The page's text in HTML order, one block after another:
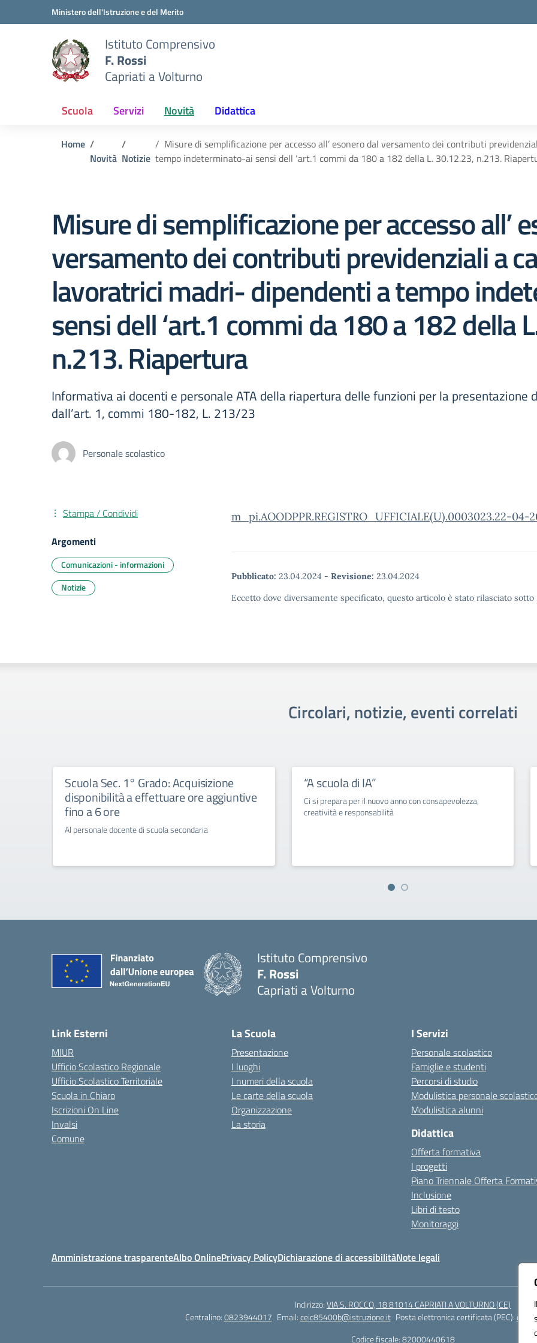
Vai ai contenuti
Vai al menu di navigazioneMinistero dell'Istruzione e del Merito
Istituto Comprensivo
F. Rossi
Capriati a Volturno
Scuola Servizi Novità Didattica
Home
Novità Notizie
Misure di semplificazione per accesso all’ esonero dal versamento dei contributi
tempo indeterminato-ai sensi dell ‘art.1 commi da 180 a 182 della L. 30.12.23, n.213.
Misure di semplificazione per accesso all’
versamento dei contributi previdenziali a
lavoratrici madri- dipendenti a tempo
sensi dell ‘art.1 commi da 180 a 182 della
n.213. Riapertura
Informativa ai docenti e personale ATA della riapertura delle funzioni per la presentazione
dall’art. 1, commi 180-182, L. 213/23
Personale scolastico
m_pi.AOODPPR.REGISTRO_UFFICIALE(U).0003023.22-04-
Pubblicato: 23.04.2024 - Revisione: 23.04.2024
Eccetto dove diversamente specificato, questo articolo è stato rilasciato
Stampa / Condividi
Argomenti
Comunicazioni - informazioni
Notizie
Circolari, notizie, eventi correlati
Scuola Sec. 1° Grado: Acquisizione
disponibilità a effettuare ore aggiuntive
fino a 6 ore
Al personale docente di scuola secondaria
“A scuola di IA”
Ci si prepara per il nuovo anno con consapevolezza,
creatività e responsabilità
Istituto Comprensivo
F. Rossi
Capriati a Volturno
Link Esterni
MIUR
Ufficio Scolastico Regionale
Ufficio Scolastico Territoriale
Scuola in Chiaro
Iscrizioni On Line
Invalsi
Comune
La Scuola
Presentazione
I luoghi
I numeri della scuola
Le carte della scuola
Organizzazione
La storia
I Servizi
Personale scolastico
Famiglie e studenti
Percorsi di studio
Modulistica personale
Modulistica alunni
Didattica
Offerta formativa
I progetti
Piano Triennale Offerta
Inclusione
Libri di testo
Monitoraggi
Amministrazione trasparenteAlbo OnlinePrivacy PolicyDichiarazione di accessibilitàNote legali
Indirizzo:VIA S. ROCCO, 18 81014 CAPRIATI A VOLTURNO (CE)
Centralino:0823944017 Email:ceic85400b@istruzione.it Posta elettronica certificata (PEC):
Codice fiscale: 82000440618